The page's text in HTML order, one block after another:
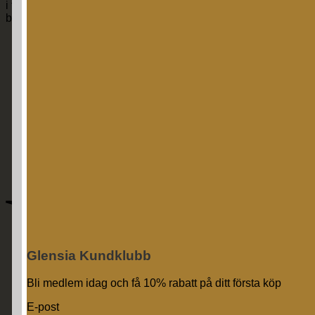
i februari 2016. Vi har en trogen kundkrets som besöker
butiken på Emporia
Glensia Kundklubb
Bli medlem idag och få 10% rabatt på ditt första köp
E-post